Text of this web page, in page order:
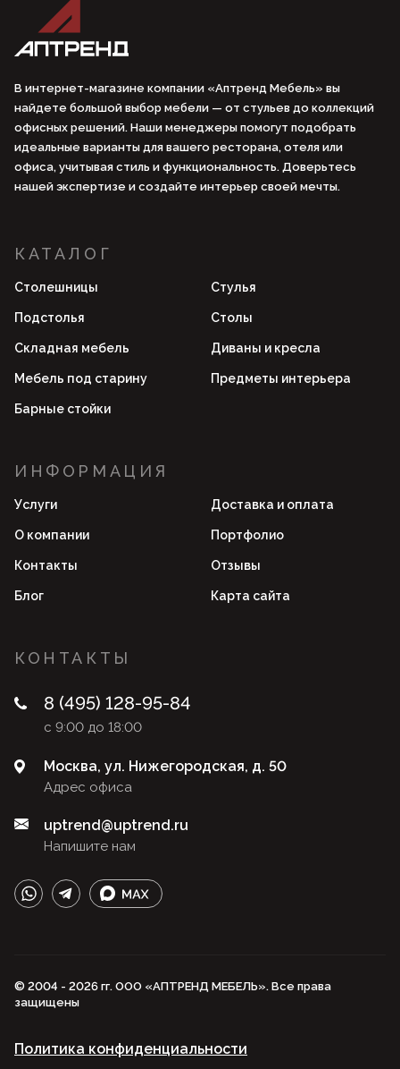
В интернет-магазине компании «Аптренд Мебель» вы
найдете большой выбор мебели — от стульев до коллекций
офисных решений. Наши менеджеры помогут подобрать
идеальные варианты для вашего ресторана, отеля или
офиса, учитывая стиль и функциональность. Доверьтесь
нашей экспертизе и создайте интерьер своей мечты.
КАТАЛОГ
Столешницы Стулья
Подстолья Столы
Складная мебель Диваны и кресла
Мебель под старину Предметы интерьера
Барные стойки
ИНФОРМАЦИЯ
Услуги Доставка и оплата
О компании Портфолио
Контакты Отзывы
Блог Карта сайта
КОНТАКТЫ
8 (495) 128-95-84
с 9:00 до 18:00
Адрес офиса
Москва, ул. Нижегородская, д. 50
Напишите нам
uptrend@uptrend.ru
© 2004 - 2026 гг. ООО «АПТРЕНД МЕБЕЛЬ». Все права
защищены
Политика конфиденциальности